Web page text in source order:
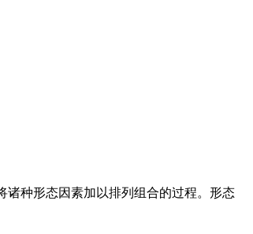
种形态因素加以排列组合的过程。形态